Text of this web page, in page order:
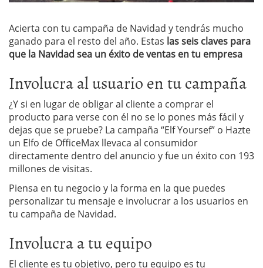
Acierta con tu campaña de Navidad y tendrás mucho
ganado para el resto del año. Estas las seis claves para
que la Navidad sea un éxito de ventas en tu empresa
Involucra al usuario en tu campaña
¿Y si en lugar de obligar al cliente a comprar el
producto para verse con él no se lo pones más fácil y
dejas que se pruebe? La campaña “Elf Yoursef” o Hazte
un Elfo de OfficeMax llevaca al consumidor
directamente dentro del anuncio y fue un éxito con 193
millones de visitas.
Piensa en tu negocio y la forma en la que puedes
personalizar tu mensaje e involucrar a los usuarios en
tu campaña de Navidad.
Involucra a tu equipo
El cliente es tu objetivo, pero tu equipo es tu